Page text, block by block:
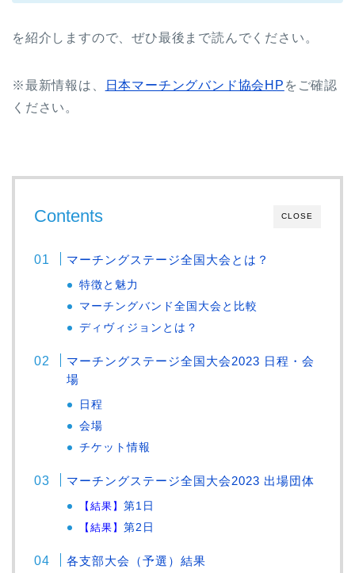
を紹介しますので、ぜひ最後まで読んでください。
※最新情報は、 日本マーチングバンド協会HP をご確認
ください。
CLOSE
Contents
マーチングステージ全国大会とは？
特徴と魅力
マーチングバンド全国大会と比較
ディヴィジョンとは？
マーチングステージ全国大会2023 日程・会
場
日程
会場
チケット情報
マーチングステージ全国大会2023 出場団体
【結果】第1日
【結果】第2日
各支部大会（予選）結果